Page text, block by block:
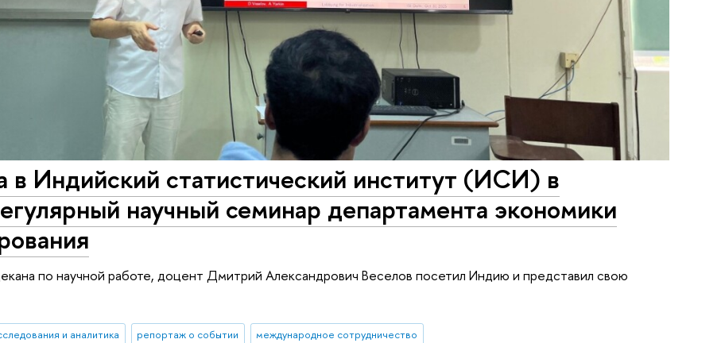
в Индийский статистический институт (ИСИ) в
научный семинар департамента экономики
по научной работе, доцент Дмитрий Александрович Веселов посетил Индию и представил свою
и аналитика репортаж о событии международное сотрудничество